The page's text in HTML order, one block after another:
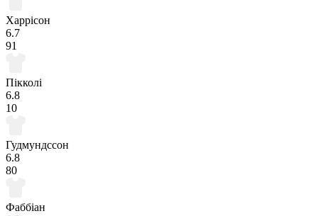
Харрісон
6.7
91
Пікколі
6.8
10
Гудмундссон
6.8
80
Фаббіан